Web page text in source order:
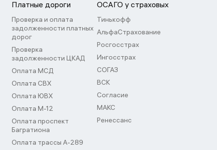
Платные дороги
Проверка и оплата
задолженности платных
дорог
Проверка
задолженности ЦКАД
Оплата МСД
Оплата СВХ
Оплата ЮВХ
Оплата М-12
Оплата проспект
Багратиона
Оплата трассы А-289
ОСАГО у страховых
Тинькофф
АльфаСтрахование
Росгосстрах
Ингосстрах
СОГАЗ
ВСК
Согласие
МАКС
Ренессанс